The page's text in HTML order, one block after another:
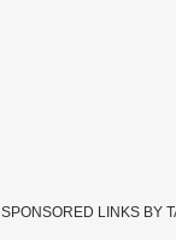
SPONSORED LINKS BY